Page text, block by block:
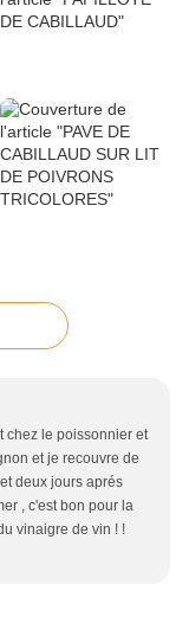
chez le poissonnier et
et je recouvre de
deux jours aprés
, c'est bon pour la
vinaigre de vin ! !